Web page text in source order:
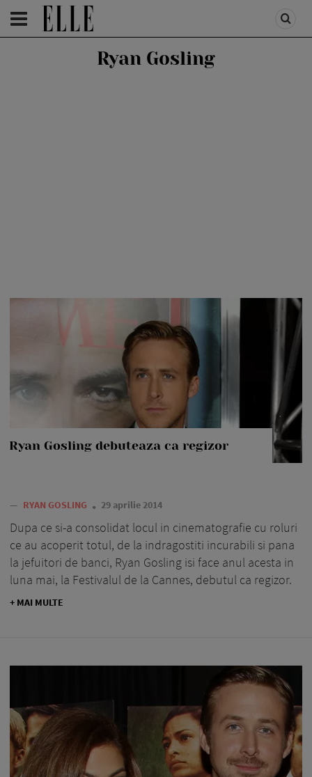
HOMEPAGE /PEOPLE
Ryan Gosling
Ryan Gosling debuteaza ca regizor
— RYAN GOSLING 29 aprilie 2014
Dupa ce si-a consolidat locul in cinematografie cu roluri
ce au acoperit totul, de la indragostiti incurabili si pana
la jefuitori de banci, Ryan Gosling isi face anul acesta in
luna mai, la Festivalul de la Cannes, debutul ca regizor.
+ MAI MULTE